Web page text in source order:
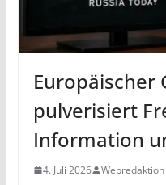
Europäischer
pulverisiert
Information
4. Juli 2026 Webredaktion